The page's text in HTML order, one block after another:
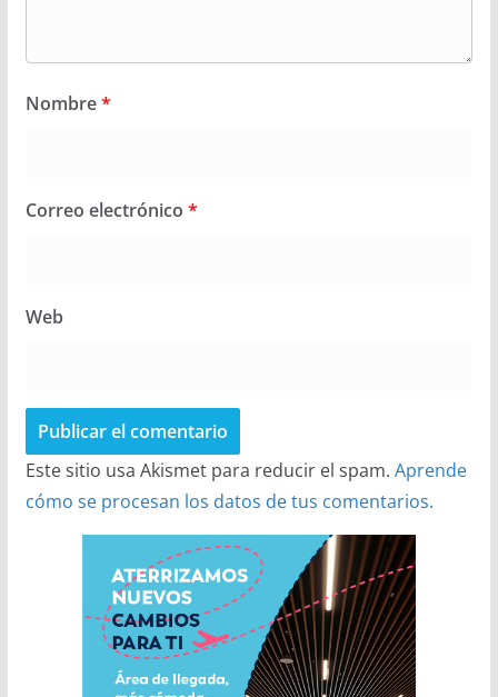
Nombre*
Correo electrónico *
Web
Este sitio usa Akismet para reducir el spam. Aprende
cómo se procesan los datos de tus comentarios.